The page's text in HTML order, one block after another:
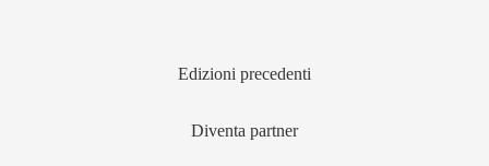
Edizioni precedenti
Diventa partner